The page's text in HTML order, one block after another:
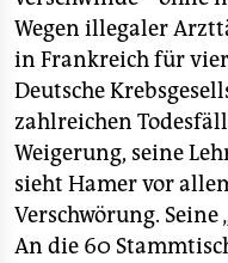
Wegen illegaler
in Frankreich für
Deutsche
zahlreichen
Weigerung, seine
sieht Hamer vor
Verschwörung.
An die 60